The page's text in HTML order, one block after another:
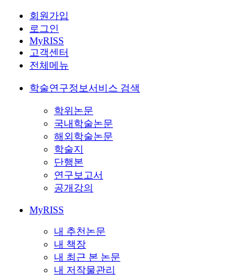
회원가입
로그인
MyRISS
고객센터
전체메뉴
학술연구정보서비스 검색
학위논문
국내학술논문
해외학술논문
학술지
단행본
연구보고서
공개강의
MyRISS
내 추천논문
내 책장
내 최근 본 논문
내 저작물관리